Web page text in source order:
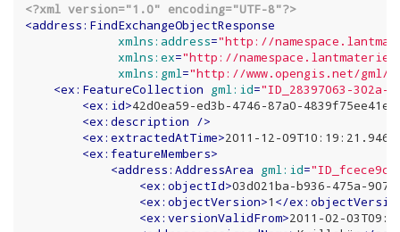
<?xml version="1.0" encoding="UTF-8"?>
<address:FindExchangeObjectResponse
xmlns:address="http://
xmlns:ex="http://
xmlns:gml="http://www.opengis.net/gml/
<ex:FeatureCollection gml:id="ID_28397063-302a-
<ex:id>42d0ea59-ed3b-4746-87a0-4839f75ee41e
<ex:description />
<ex:extractedAtTime>2011-12-09T10:19:21.946Z
<ex:featureMembers>
<address:AddressArea gml:id=
<ex:objectId>03d021ba-b936-475a-
<ex:objectVersion>1 </
<ex:versionValidFrom>2011-02-